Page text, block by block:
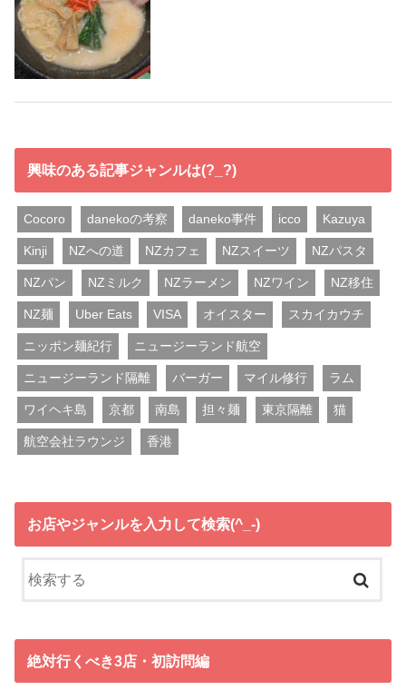
興味のある記事ジャンルは(?_?)
Cocoro danekoの考察 daneko事件 icco Kazuya
Kinji NZへの道 NZカフェ NZスイーツ NZパスタ
NZパン NZミルク NZラーメン NZワイン NZ移住
NZ麺 Uber Eats VISA オイスター スカイカウチ
ニッポン麺紀行 ニュージーランド航空
ニュージーランド隔離 バーガー マイル修行 ラム
ワイヘキ島 京都 南島 担々麺 東京隔離 猫
航空会社ラウンジ 香港
お店やジャンルを入力して検索(^_-)
絶対行くべき3店・初訪問編